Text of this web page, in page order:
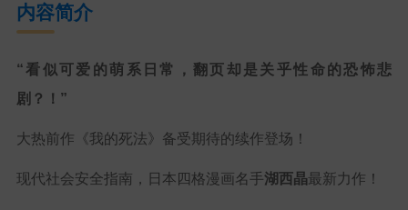
内容简介
“看似可爱的萌系日常，翻页却是关乎性命的恐怖悲
剧？！”
大热前作《我的死法》备受期待的续作登场！
现代社会安全指南，日本四格漫画名手湖西晶最新力作！